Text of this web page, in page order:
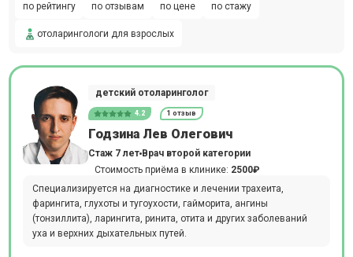
по рейтингу по отзывам по цене по стажу
отоларингологи для взрослых
детский отоларинголог
4.2 1 отзыв
Годзина Лев Олегович
Стаж 7 лет Врач второй категории
Стоимость приёма в клинике: 2500₽
Специализируется на диагностике и лечении трахеита,
фарингита, глухоты и тугоухости, гайморита, ангины
(тонзиллита), ларингита, ринита, отита и других заболеваний
уха и верхних дыхательных путей.